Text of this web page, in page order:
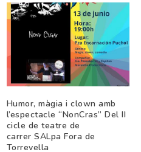
Humor, màgia i clown amb
l’espectacle “NonCras” Del II
cicle de teatre de
carrer SALpa Fora de
Torrevella